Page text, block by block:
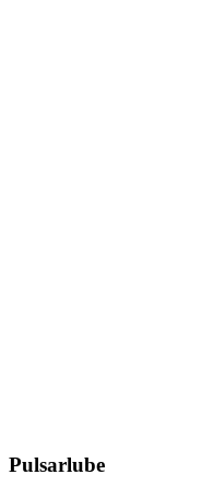
Pulsarlube